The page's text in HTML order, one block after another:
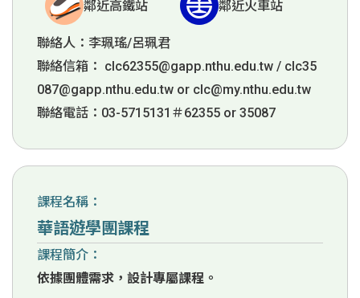
鄰近高鐵站 鄰近火車站
聯絡人：李珮瑤/呂珮君
聯絡信箱： clc62355@gapp.nthu.edu.tw / clc35
087@gapp.nthu.edu.tw or clc@my.nthu.edu.tw
聯絡電話：03-5715131＃62355 or 35087
課程名稱：
華語遊學團課程
課程簡介：
依據團體需求，設計專屬課程。